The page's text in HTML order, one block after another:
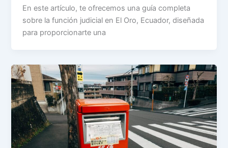
En este artículo, te ofrecemos una guía completa
sobre la función judicial en El Oro, Ecuador, diseñada
para proporcionarte una